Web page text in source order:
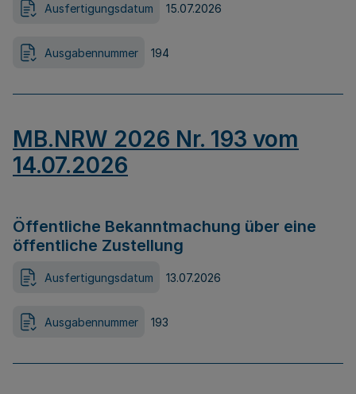
Ausfertigungsdatum 15.07.2026
Ausgabennummer 194
MB.NRW 2026 Nr. 193 vom
14.07.2026
Öffentliche Bekanntmachung über eine
öffentliche Zustellung
Ausfertigungsdatum 13.07.2026
Ausgabennummer 193